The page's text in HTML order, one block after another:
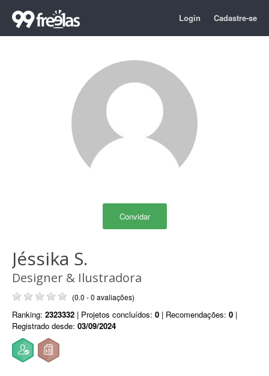
Login Cadastre-se
Convidar
Jéssika S.
Designer & Ilustradora
(0.0 - 0 avaliações)
Ranking: 2323332 | Projetos concluídos: 0 | Recomendações: 0 |
Registrado desde: 03/09/2024